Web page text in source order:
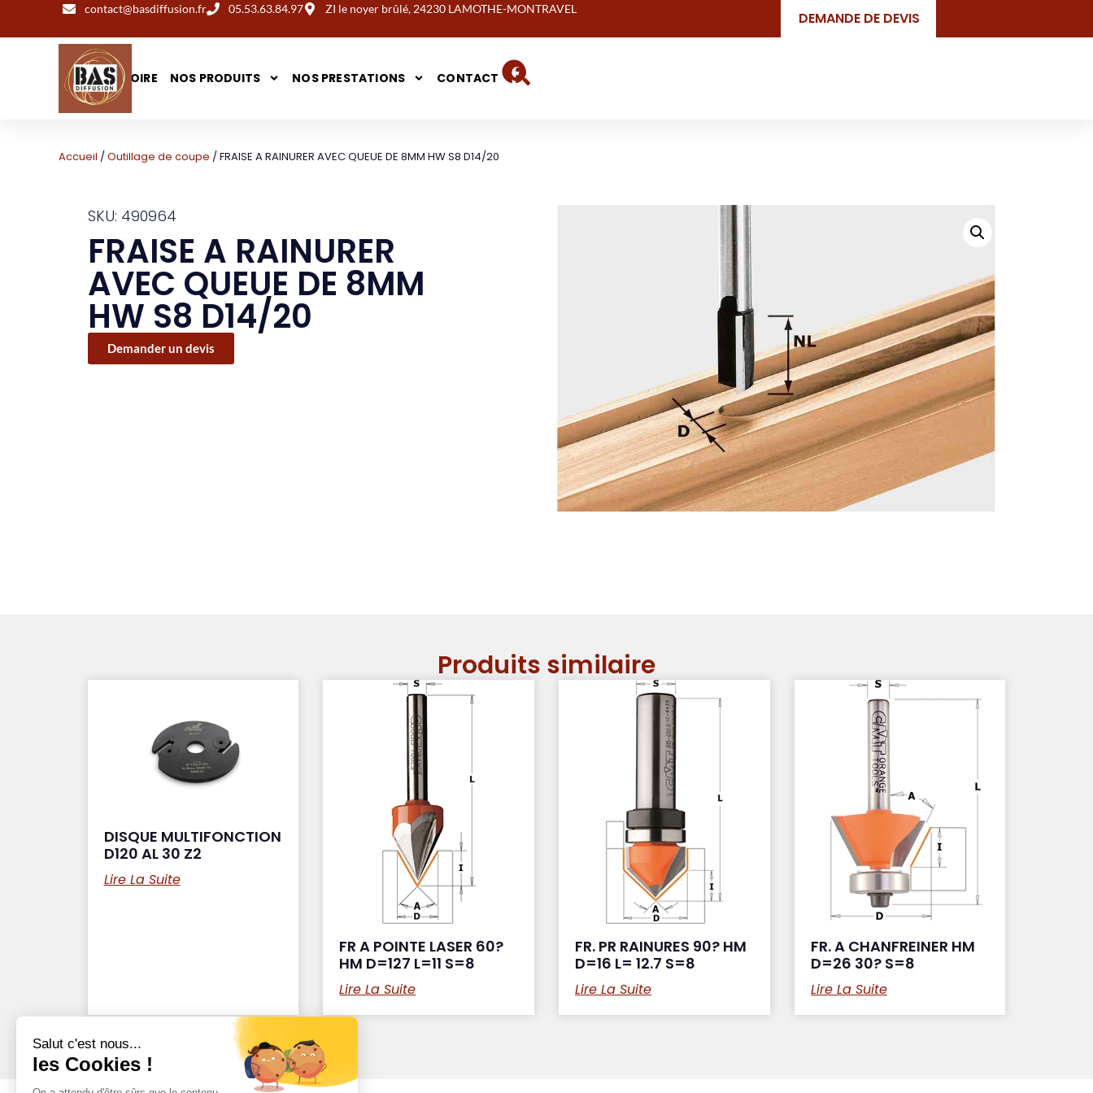
contact@basdiffusion.fr 05.53.63.84.97 ZI le noyer brûlé, 24230 LAMOTHE-MONTRAVEL
DEMANDE DE DEVIS
NOTRE HISTOIRE NOS PRODUITS NOS PRESTATIONS CONTACT
Accueil / Outillage de coupe / FRAISE A RAINURER AVEC QUEUE DE 8MM HW S8 D14/20
SKU: 490964
FRAISE A RAINURER
AVEC QUEUE DE 8MM
HW S8 D14/20
Demander un devis
Produits similaire
DISQUE MULTIFONCTION
D120 AL 30 Z2
Lire La Suite
FR A POINTE LASER 60?
HM D=127 L=11 S=8
Lire La Suite
FR. PR RAINURES 90? HM
D=16 L= 12.7 S=8
Lire La Suite
FR. A CHANFREINER HM
D=26 30? S=8
Lire La Suite